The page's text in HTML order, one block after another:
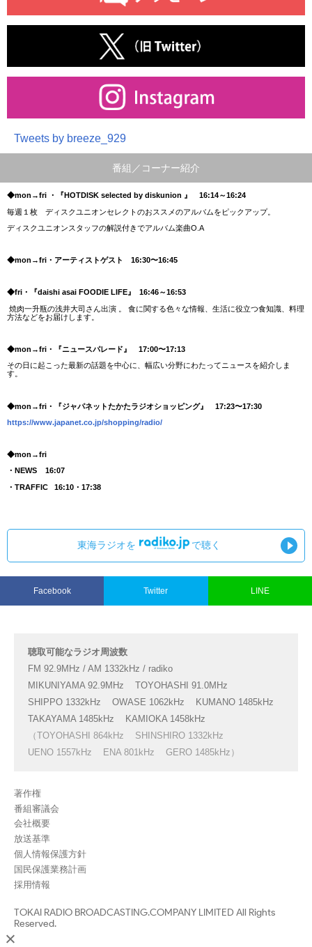
Tweets by breeze_929
番組／コーナー紹介
◆mon→fri ・『HOTDISK selected by diskunion 』
16:14～16:24
毎週１枚 ディスクユニオンセレクトのおススメのアルバムをピックアップ。
ディスクユニオンスタッフの解説付きでアルバム楽曲O.A
◆mon→fri・アーティストゲスト 16:30〜16:45
◆fri・『daishi asai FOODIE LIFE』 16:46～16:53
焼肉一升瓶の浅井大司さん出演 。 食に関する色々な情報、生活に役立つ食知識、料理
方法などをお届けします。
◆mon→fri・『ニュースパレード』 17:00〜17:13
その日に起こった最新の話題を中心に、幅広い分野にわたってニュースを紹介しま
す。
◆mon→fri・『ジャパネットたかたラジオショッピング』 17:23〜17:30
https://www.japanet.co.jp/shopping/radio/
◆mon→fri
・NEWS 16:07
・TRAFFIC 16:10・17:38
東海ラジオを で聴く
Facebook Twitter LINE
聴取可能なラジオ周波数
FM 92.9MHz / AM 1332kHz / radiko
MIKUNIYAMA 92.9MHz
TOYOHASHI 91.0MHz
SHIPPO 1332kHz
OWASE 1062kHz
KUMANO 1485kHz
TAKAYAMA 1485kHz
KAMIOKA 1458kHz
（TOYOHASHI 864kHz
SHINSHIRO 1332kHz
UENO 1557kHz
ENA 801kHz GERO 1485kHz）
著作権
番組審議会
会社概要
放送基準
個人情報保護方針
国民保護業務計画
採用情報
TOKAI RADIO BROADCASTING.COMPANY LIMITED All Rights
Reserved.